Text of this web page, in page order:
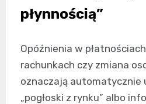
płynnością”
Opóźnienia w
rachunkach czy zmiana
oznaczają automatycznie
„pogłoski z rynku” albo